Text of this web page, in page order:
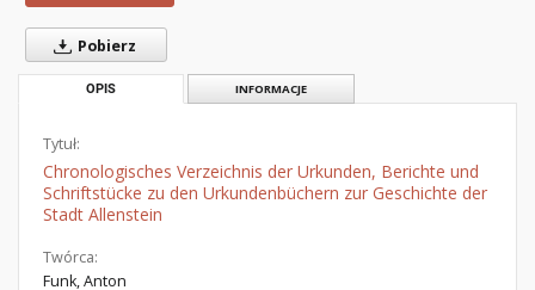
Pobierz
OPIS INFORMACJE
Tytuł:
Chronologisches Verzeichnis der Urkunden, Berichte und
Schriftstücke zu den Urkundenbüchern zur Geschichte der
Stadt Allenstein
Twórca:
Funk, Anton